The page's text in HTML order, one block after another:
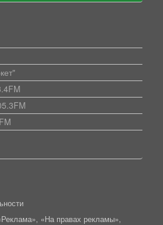
«На правах рекламы»,